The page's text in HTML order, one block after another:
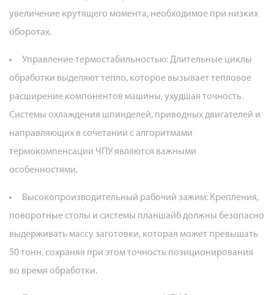
увеличение крутящего момента, необходимое при низких
оборотах.
Управление термостабильностью:Длительные циклы
обработки выделяют тепло, которое вызывает тепловое
расширение компонентов машины, ухудшая точность.
Системы охлаждения шпинделей, приводных двигателей и
направляющих в сочетании с алгоритмами
термокомпенсации ЧПУ являются важными
особенностями.
Высокопроизводительный рабочий зажим: Крепления,
поворотные столы и системы планшайб должны безопасно
выдерживать массу заготовки, которая может превышать
50 тонн, сохраняя при этом точность позиционирования
во время обработки.